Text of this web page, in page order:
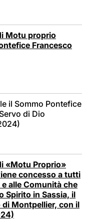
Motu proprio
Francesco
il Sommo Pontefice
di Dio
«Motu Proprio»
concesso a tutti
alle Comunità che
Spirito in Sassia, il
Montpellier, con il